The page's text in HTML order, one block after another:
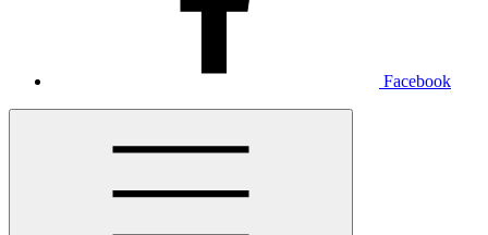
Facebook